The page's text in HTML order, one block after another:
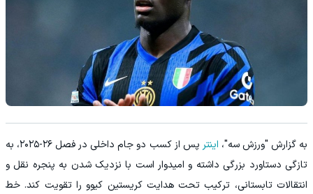
به گزارش "ورزش سه"، اینتر
پس از کسب دو جام داخلی در فصل ۲۶-۲۰۲۵، به‌
تازگی دستاورد بزرگی داشته و امیدوار است با نزدیک شدن به پنجره نقل‌ و
انتقالات تابستانی، ترکیب تحت هدایت کریستین کیوو را تقویت کند. خط